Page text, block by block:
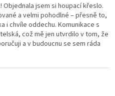
jsem si houpací křeslo.
a velmi pohodlné – přesně to,
i chvíle oddechu. Komunikace s
což mě jen utvrdilo v tom, že
a v budoucnu se sem ráda